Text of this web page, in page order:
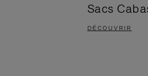
Sacs
DÉCOUVRIR